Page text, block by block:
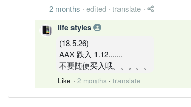
2 months · edited · translate ·
life styles
(18.5.26)
AAX 跌入 1.12.......
不要随便买入哦。。。。。
Like · 2 months · translate